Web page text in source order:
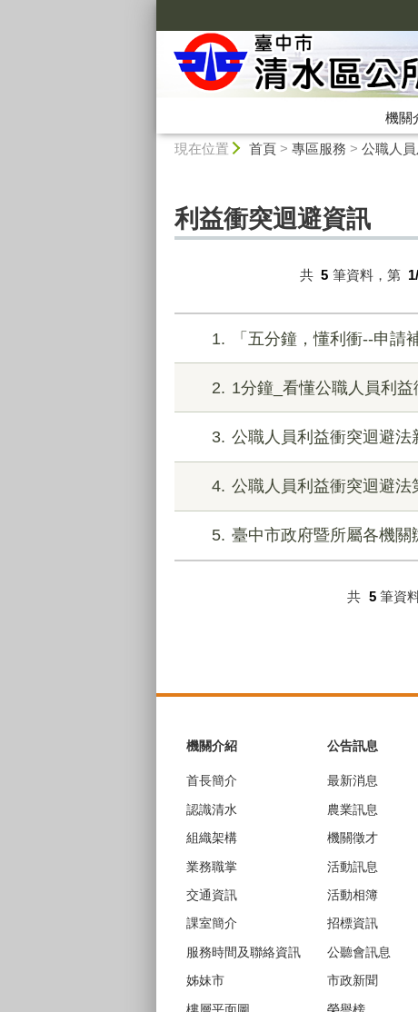
機關
現在位置 首頁> 專區服務 > 公職人
利益衝突迴避資訊
共 5 筆資料，第
1 「五分鐘，懂利衝--申請
2 1分鐘_看懂公職人員利
3 公職人員利益衝突迴避法
4 公職人員利益衝突迴避
5 臺中市政府暨所屬各機
共 5 筆資
機關介紹
首長簡介
認識清水
組織架構
業務職掌
交通資訊
課室簡介
服務時間及聯絡資訊
姊妹市
樓層平面圖
公告訊息
最新消息
農業訊息
機關徵才
活動訊息
活動相簿
招標資訊
公聽會訊息
市政新聞
榮譽榜